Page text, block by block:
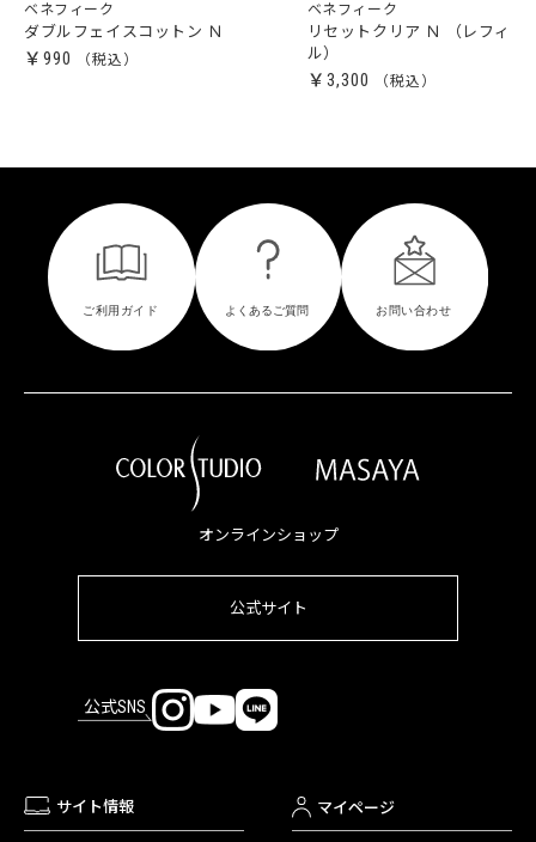
ベネフィーク
ダブルフェイスコットン Ｎ
￥990
ベネフィーク
リセットクリア Ｎ （レフィ
ル）
￥3,300
オンラインショップ
公式サイト
公式SNS
サイト情報 マイページ